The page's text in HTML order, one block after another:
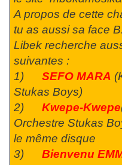
A propos de cette
tu as aussi sa face B.
Libek recherche
suivantes :
1)
SEFO MARA
Stukas Boys)
2) Kwepe-Kwepe
Orchestre Stukas
le même disque
3)
Bienvenu